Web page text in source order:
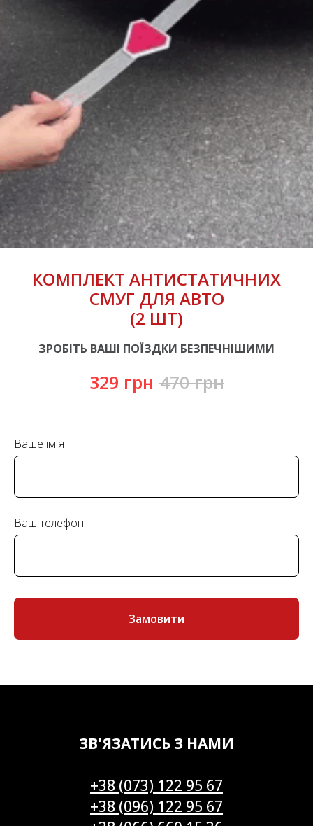
КОМПЛЕКТ АНТИСТАТИЧНИХ
СМУГ ДЛЯ АВТО
(2 ШТ)
ЗРОБІТЬ ВАШІ ПОЇЗДКИ БЕЗПЕЧНІШИМИ
329 грн 470 грн
Ваше ім'я
Ваш телефон
Замовити
ЗВ'ЯЗАТИСЬ З НАМИ
+38 (073) 122 95 67
+38 (096) 122 95 67